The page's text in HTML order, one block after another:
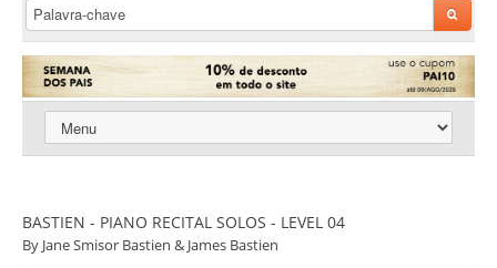
BASTIEN - PIANO RECITAL SOLOS - LEVEL 04
By Jane Smisor Bastien & James Bastien